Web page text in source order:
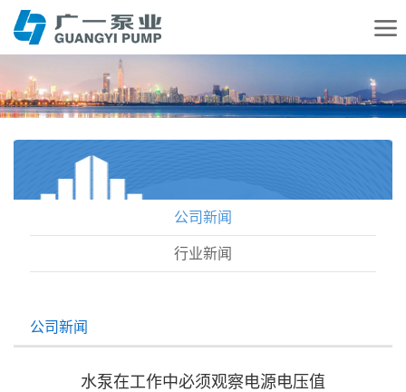
公司新闻
行业新闻
公司新闻
水泵在工作中必须观察电源电压值